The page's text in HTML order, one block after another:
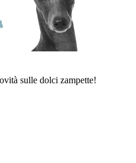
sulle dolci zampette!